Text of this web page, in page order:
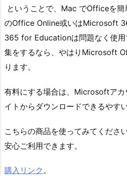
ということで、Mac でOfficeを
のOffice Online或いはMicrosoft
365 for Educationは問題なく使用
集をするなら、やはりMicrosoft
ります。
有料にする場合は、Microsoftアカ
イトからダウンロードできるやす
こちらの商品を使ってみてくださ
安心ご利用できます。
購入リンク 。